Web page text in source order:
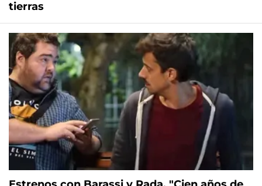
tierras